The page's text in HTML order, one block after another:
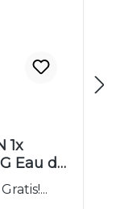
1x
Eau de